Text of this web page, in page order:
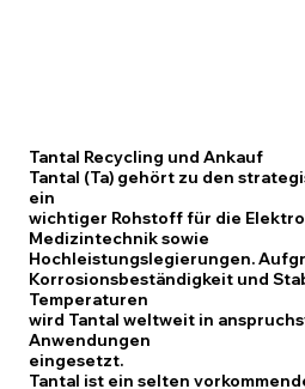
Tantal Recycling und Ankauf
Tantal (Ta) gehört zu den
ein
wichtiger Rohstoff für die
Medizintechnik sowie
Hochleistungslegierungen.
Korrosionsbeständigkeit und
Temperaturen
wird Tantal weltweit in
Anwendungen
eingesetzt.
Tantal ist ein selten